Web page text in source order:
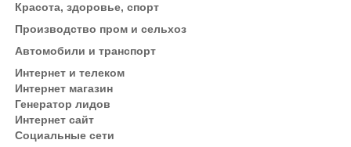
Красота, здоровье, спорт
Производство пром и сельхоз
Автомобили и транспорт
Интернет и телеком
Интернет магазин
Генератор лидов
Интернет сайт
Социальные сети